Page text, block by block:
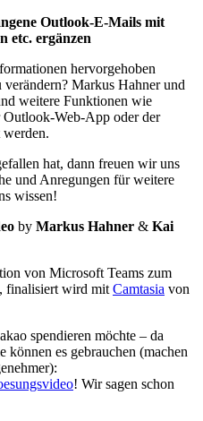
Outlook-E-Mails mit
etc. ergänzen
hervorgehoben
Markus Hahner und
weitere Funktionen wie
Web-App oder der
werden.
hat, dann freuen wir uns
und Anregungen für weitere
wissen!
by Markus Hahner & Kai
von Microsoft Teams zum
finalisiert wird mit Camtasia von
spendieren möchte – da
es gebrauchen (machen
! Wir sagen schon